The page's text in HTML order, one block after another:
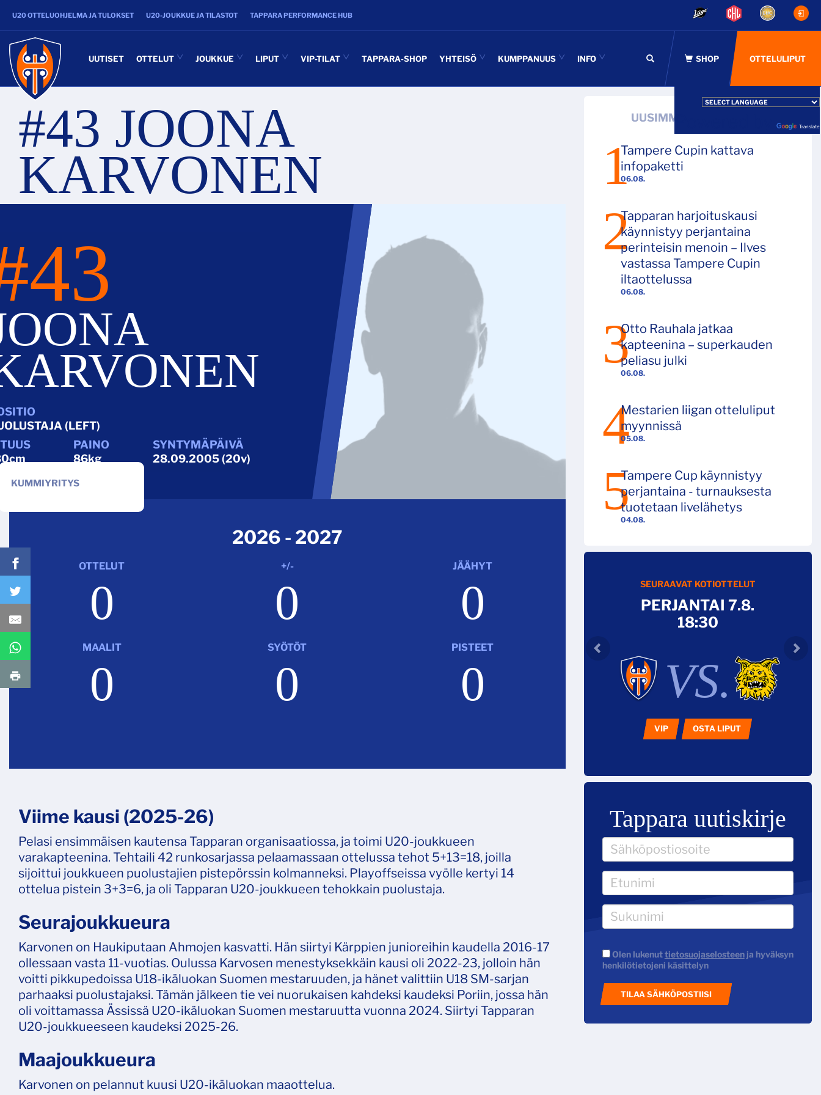
U20 OTTELUOHJELMA JA TULOKSET U20-JOUKKUE JA TILASTOT TAPPARA PERFORMANCE HUB
OTTELULIPUT
Translate
UUTISET OTTELUT JOUKKUE LIPUT VIP-TILAT TAPPARA-SHOP YHTEISÖ KUMPPANUUS INFO
#43 JOONA
KARVONEN
(LEFT)
86kg 28.09.2005 (20v)
KUMMIYRITYS
2026 - 2027
OTTELUT
0
+/-
0
JÄÄHYT
0
MAALIT
0
SYÖTÖT
0
PISTEET
0
Viime kausi (2025-26)
Pelasi ensimmäisen kautensa Tapparan organisaatiossa, ja toimi U20-joukkueen
varakapteenina. Tehtaili 42 runkosarjassa pelaamassaan ottelussa tehot 5+13=18, joilla
sijoittui joukkueen puolustajien pistepörssin kolmanneksi. Playoffseissa vyölle kertyi 14
ottelua pistein 3+3=6, ja oli Tapparan U20-joukkueen tehokkain puolustaja.
Seurajoukkueura
Karvonen on Haukiputaan Ahmojen kasvatti. Hän siirtyi Kärppien junioreihin kaudella 2016-17
ollessaan vasta 11-vuotias. Oulussa Karvosen menestyksekkäin kausi oli 2022-23, jolloin hän
voitti pikkupedoissa U18-ikäluokan Suomen mestaruuden, ja hänet valittiin U18 SM-sarjan
parhaaksi puolustajaksi. Tämän jälkeen tie vei nuorukaisen kahdeksi kaudeksi Poriin, jossa hän
oli voittamassa Ässissä U20-ikäluokan Suomen mestaruutta vuonna 2024. Siirtyi Tapparan
U20-joukkueeseen kaudeksi 2025-26.
Maajoukkueura
Karvonen on pelannut kuusi U20-ikäluokan maaottelua.
UUSIMMAT ARTIKKELIT
06.08.
Tampere Cupin kattava
infopaketti
06.08.
Tapparan harjoituskausi
käynnistyy perjantaina
perinteisin menoin – Ilves
vastassa Tampere Cupin
iltaottelussa
06.08.
Otto Rauhala jatkaa
kapteenina – superkauden
peliasu julki
05.08.
Mestarien liigan otteluliput
myynnissä
04.08.
Tampere Cup käynnistyy
perjantaina - turnauksesta
tuotetaan livelähetys
SEURAAVAT KOTIOTTELUT
PERJANTAI 7.8.
18:30
VS.
VIP OSTA LIPUT
Tappara uutiskirje
Olen lukenuttietosuojaselosteenja hyväksyn
henkilötietojeni käsittelyn
TILAA SÄHKÖPOSTIISI